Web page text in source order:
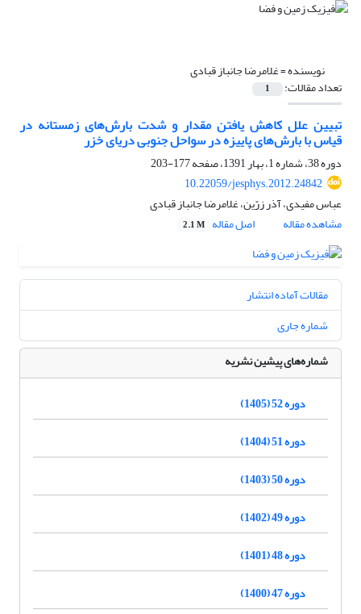
نویسنده =غلامرضا جانباز قبادی
تعداد مقالات: 1
تبیین علل کاهش یافتن مقدار و شدت بارش‌‌های زمستانه در
قیاس با بارش‌‌های پاییزه در سواحل جنوبی دریای خزر
دوره 38، شماره 1، بهار 1391، صفحه
177-203
10.22059/jesphys.2012.24842
عباس مفیدی، آذر زرّین، غلامرضا جانباز قبادی
مشاهده مقاله
اصل مقاله 2.1 M
مقالات آماده انتشار
شماره جاری
شماره‌های پیشین نشریه
دوره 52 (1405)
دوره 51 (1404)
دوره 50 (1403)
دوره 49 (1402)
دوره 48 (1401)
دوره 47 (1400)